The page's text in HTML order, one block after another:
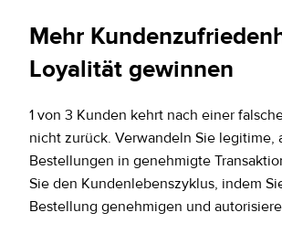
Mehr
Loyalität gewinnen
1 von 3 Kunden kehrt nach einer
nicht zurück. Verwandeln Sie legitime,
Bestellungen in genehmigte
Sie den Kundenlebenszyklus, indem
Bestellung genehmigen und